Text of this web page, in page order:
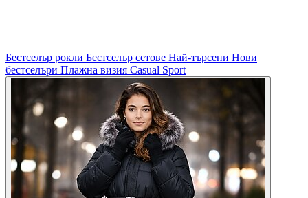
Бестселър рокли Бестселър сетове Най-търсени Нови
бестселъри Плажна визия Casual Sport